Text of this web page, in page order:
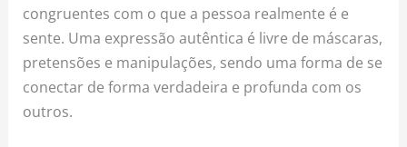
congruentes com o que a pessoa realmente é e
sente. Uma expressão autêntica é livre de máscaras,
pretensões e manipulações, sendo uma forma de se
conectar de forma verdadeira e profunda com os
outros.